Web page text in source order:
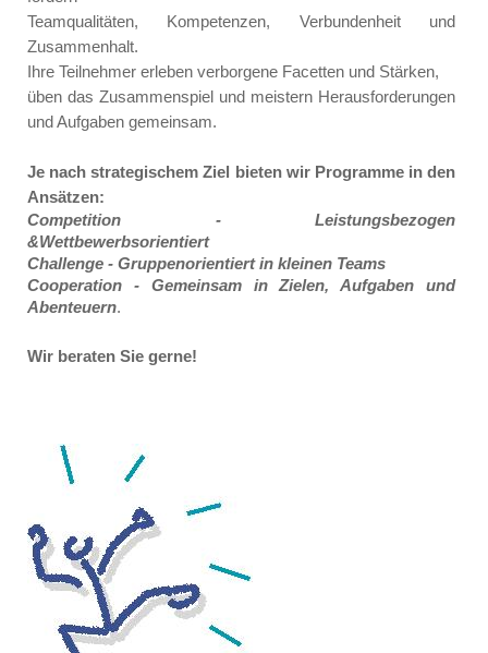
Teamqualitäten, Kompetenzen, Verbundenheit und
Zusammenhalt.
Ihre Teilnehmer erleben verborgene Facetten und Stärken,
üben das Zusammenspiel und meistern Herausforderungen
und Aufgaben gemeinsam.
Je nach strategischem Ziel bieten wir Programme in den
Ansätzen:
Competition - Leistungsbezogen
&Wettbewerbsorientiert
Challenge - Gruppenorientiert in kleinen Teams
Cooperation - Gemeinsam in Zielen, Aufgaben und
Abenteuern.
Wir beraten Sie gerne!